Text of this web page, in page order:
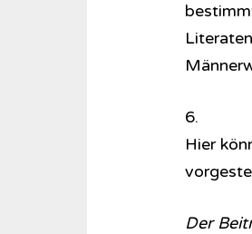
6.
Hier
Der